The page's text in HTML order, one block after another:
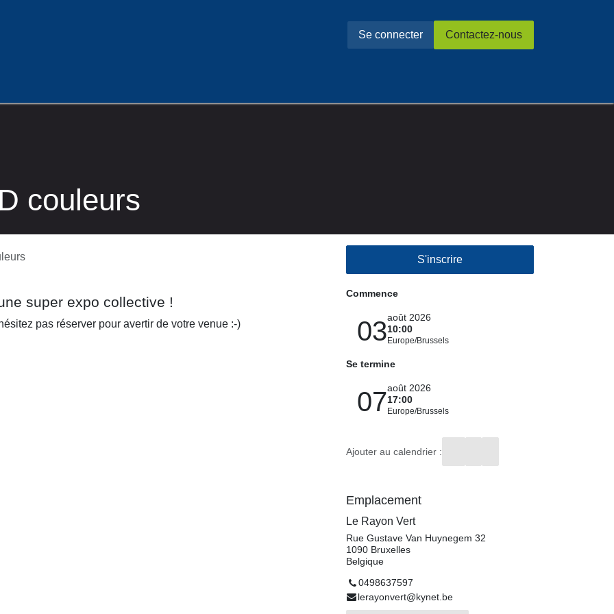
Se connecter Contactez-nous
couleurs
super expo collective !
pas réserver pour avertir de votre venue :-)
S'inscrire
Commence
03août 2026
10:00
Europe/Brussels
Se termine
07août 2026
17:00
Europe/Brussels
Ajouter au calendrier :
Emplacement
Le Rayon Vert
Rue Gustave Van Huynegem 32
1090 Bruxelles
Belgique
0498637597
lerayonvert@kynet.be